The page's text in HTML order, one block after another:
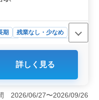
期
残業なし・少なめ
紹介予定派遣社員
科クリニックにて医
5分の好立地で通勤ラク
詳しく見る
2026/06/27〜2026/09/26